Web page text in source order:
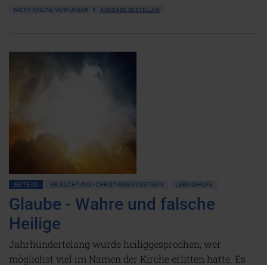
NICHT ONLINE VERFÜGBAR AUSGABE BESTELLEN
SEITE 60 ERLEUCHTUNG • CHRISTUSBEWUSSTSEIN LEBENSHILFE
Glaube - Wahre und falsche
Heilige
Jahrhundertelang wurde heiliggesprochen, wer
möglichst viel im Namen der Kirche erlitten hatte. Es